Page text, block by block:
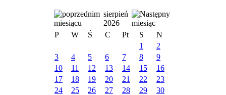
sierpień
2026
P
W Ś C Pt S
N
1
2
3
4 5 6 7 8
9
10
11 12 13 14 15
16
17
18 19 20 21 22
23
24
25 26 27 28 29
30